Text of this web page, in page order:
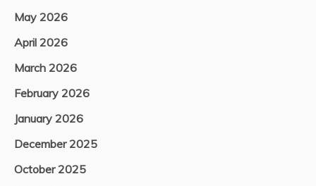
May 2026
April 2026
March 2026
February 2026
January 2026
December 2025
October 2025